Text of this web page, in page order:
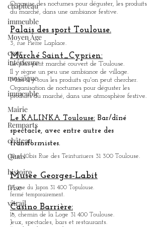
chapiteau
immeuble
Moyen Âge
cour
intérieure
mosaïque
immeuble
Mairie
Remparts
château
Quais
histoire
frise
vitrail
Marché des Carmes:
4, Place des Carmes 31 000 Toulouse.
Marché couvert .
Organise des nocturnes pour déguster, les produits
du marché, dans une ambiance festive.
Palais des sport Toulouse.
3, rue Pierre Laplace.
Marché Saint_Cyprien:
Le plus petit marché couvert de Toulouse.
Il y règne un peu une ambiancedevillage.
Mais il y tous les produits qu'on peut chercher.
Organisation de nocturnes pour déguster les
produits du marché, dans une atmosphère festive.
Le KALINKA Toulouse:
spectacle, avec entre autre des
transformistes.
10 et 10bis Rue des Teinturiuers 31 300 Toulouse.
Musée Georges-Labit
17, rue du Japon 31 400 Topulouse.
fermé temporairement.